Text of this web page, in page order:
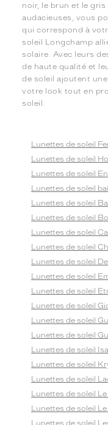
noir, le brun et le
audacieuses, vous
qui correspond à
soleil Longchamp
solaire. Avec leurs
de haute qualité et
de soleil ajoutent
votre look tout en
soleil.
Lunettes de soleil
Lunettes de soleil
Lunettes de soleil
Lunettes de soleil
Lunettes de soleil
Lunettes de soleil
Lunettes de soleil
Lunettes de soleil
Lunettes de soleil
Lunettes de soleil
Lunettes de soleil
Lunettes de soleil
Lunettes de soleil
Lunettes de soleil
Lunettes de soleil
Lunettes de soleil
Lunettes de soleil
Lunettes de soleil
Lunettes de soleil